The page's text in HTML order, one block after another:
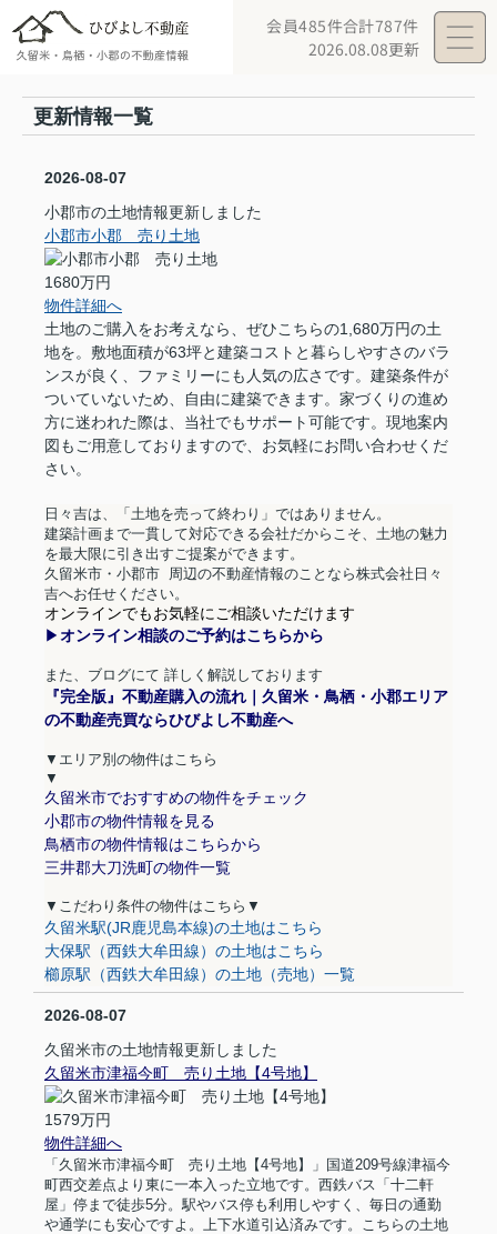
会員485件合計787件
2026.08.08更新
更新情報一覧
2026-08-07
小郡市の土地情報更新しました
小郡市小郡 売り土地
1680万円
物件詳細へ
土地のご購入をお考えなら、ぜひこちらの1,680万円の土
地を。敷地面積が63坪と建築コストと暮らしやすさのバラ
ンスが良く、ファミリーにも人気の広さです。建築条件が
ついていないため、自由に建築できます。家づくりの進め
方に迷われた際は、当社でもサポート可能です。現地案内
図もご用意しておりますので、お気軽にお問い合わせくだ
さい。
日々吉は、「土地を売って終わり」ではありません。
建築計画まで一貫して対応できる会社だからこそ、土地の魅力
を最大限に引き出すご提案ができます。
久留米市・小郡市
周辺の不動産情報のことなら株式会社日々
吉へお任せください。
オンラインでもお気軽にご相談いただけます
▶︎オンライン相談のご予約はこちらから
また、ブログにて 詳しく解説しております
『完全版』不動産購入の流れ｜久留米・鳥栖・小郡エリア
の不動産売買ならひびよし不動産へ
▼エリア別の物件はこちら
▼
久留米市でおすすめの物件をチェック
小郡市の物件情報を見る
鳥栖市の物件情報はこちらから
三井郡大刀洗町の物件一覧
▼ こだわり条件の物件はこちら ▼
久留米駅(JR鹿児島本線)の土地はこちら
大保駅（西鉄大牟田線）の土地はこちら
櫛原駅（西鉄大牟田線）の土地（売地）一覧
2026-08-07
久留米市の土地情報更新しました
久留米市津福今町 売り土地【4号地】
1579万円
物件詳細へ
「久留米市津福今町 売り土地【4号地】」国道209号線津福今
町西交差点より東に一本入った立地です。西鉄バス「十二軒
屋」停まで徒歩5分。駅やバス停も利用しやすく、毎日の通勤
や通学にも安心ですよ。上下水道引込済みです。こちらの土地